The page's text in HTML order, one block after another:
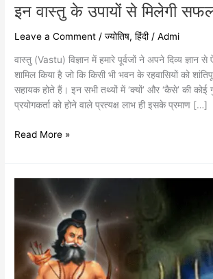
इन वास्तु के उपायों से मिलेगी
Leave a Comment /ज्योतिष,हिंदी/Admi
वास्तु (Vastu) विज्ञान में हमारे पूर्वजों ने अपने दिव्य ज्ञान
शामिल किया है जो कि किसी भी भवन के रहवासियों को
सहायक होते हैं। इन सभी तथ्यों में ‘क्यों’ और ‘कैसे’ की कोई
प्रयोगकर्ता को होने वाले प्रत्यक्ष लाभ ही इसके प्रमाण […]
Read More »
यात्रा
शुरुआत